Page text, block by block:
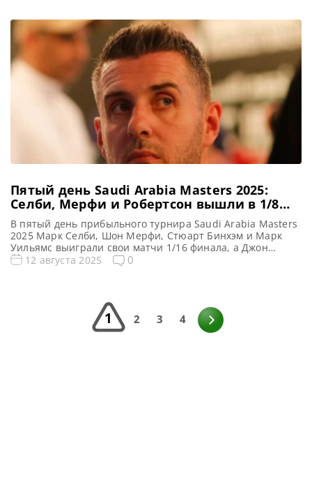
поводу. Подтверждением тому стала его убедительная
победа со […]
Пятый день Saudi Arabia Masters 2025:
Селби, Мерфи и Робертсон вышли в 1/8
финала, а Хиггинс терпит поражение
В пятый день прибыльного турнира Saudi Arabia Masters
2025 Марк Селби, Шон Мерфи, Стюарт Бинхэм и Марк
Уильямс выиграли свои матчи 1/16 финала, а Джон
Хиггинс проиграл Эллиоту Слессору, сообщает WST
12 августа 2025 0
1 2 3 4